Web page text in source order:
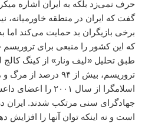
حرف نمی‌زد بلکه به ایران اشاره
گفت که ایران در منطقه خاورمیانه،‌
برخی بازیگران بد حمایت می‌کند
که این کشور را منبعی برای
طبق تحلیل «لیف ونار» از کینگ کالج
تروریسم، بیش از ۹۴
اسلامگرا از سال
جهادگرای سنی مرتکب شدند. ایران
است و نه اینکه توان آنها را افزایش